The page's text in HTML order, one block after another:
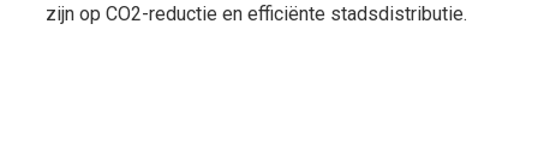
zijn op CO2-reductie en efficiënte stadsdistributie.